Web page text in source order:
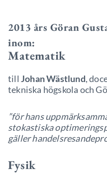
2013 års Göran
inom:
Matematik
till Johan Wästlund,
tekniska högskola och
”för hans
stokastiska
gäller
Fysik